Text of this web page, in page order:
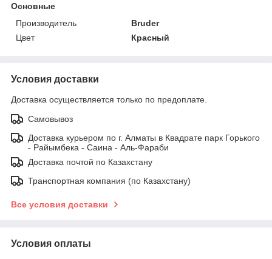
Основные
Производитель
Bruder
Цвет
Красный
Условия доставки
Доставка осуществляется только по предоплате.
Самовывоз
Доставка курьером по г. Алматы в Квадрате парк Горького
- Райымбека - Саина - Аль-Фараби
Доставка почтой по Казахстану
Транспортная компания (по Казахстану)
Все условия доставки
Условия оплаты